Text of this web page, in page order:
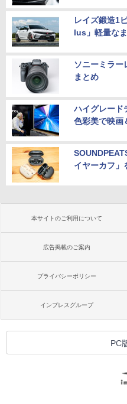
レイズ鍛造1
lus」軽量な
ソニーミラー
まとめ
ハイグレード
色彩美で映画
イヤーカフ」
本サイトのご利用について
広告掲載のご案内
プライバシーポリシー
インプレスグループ
PC